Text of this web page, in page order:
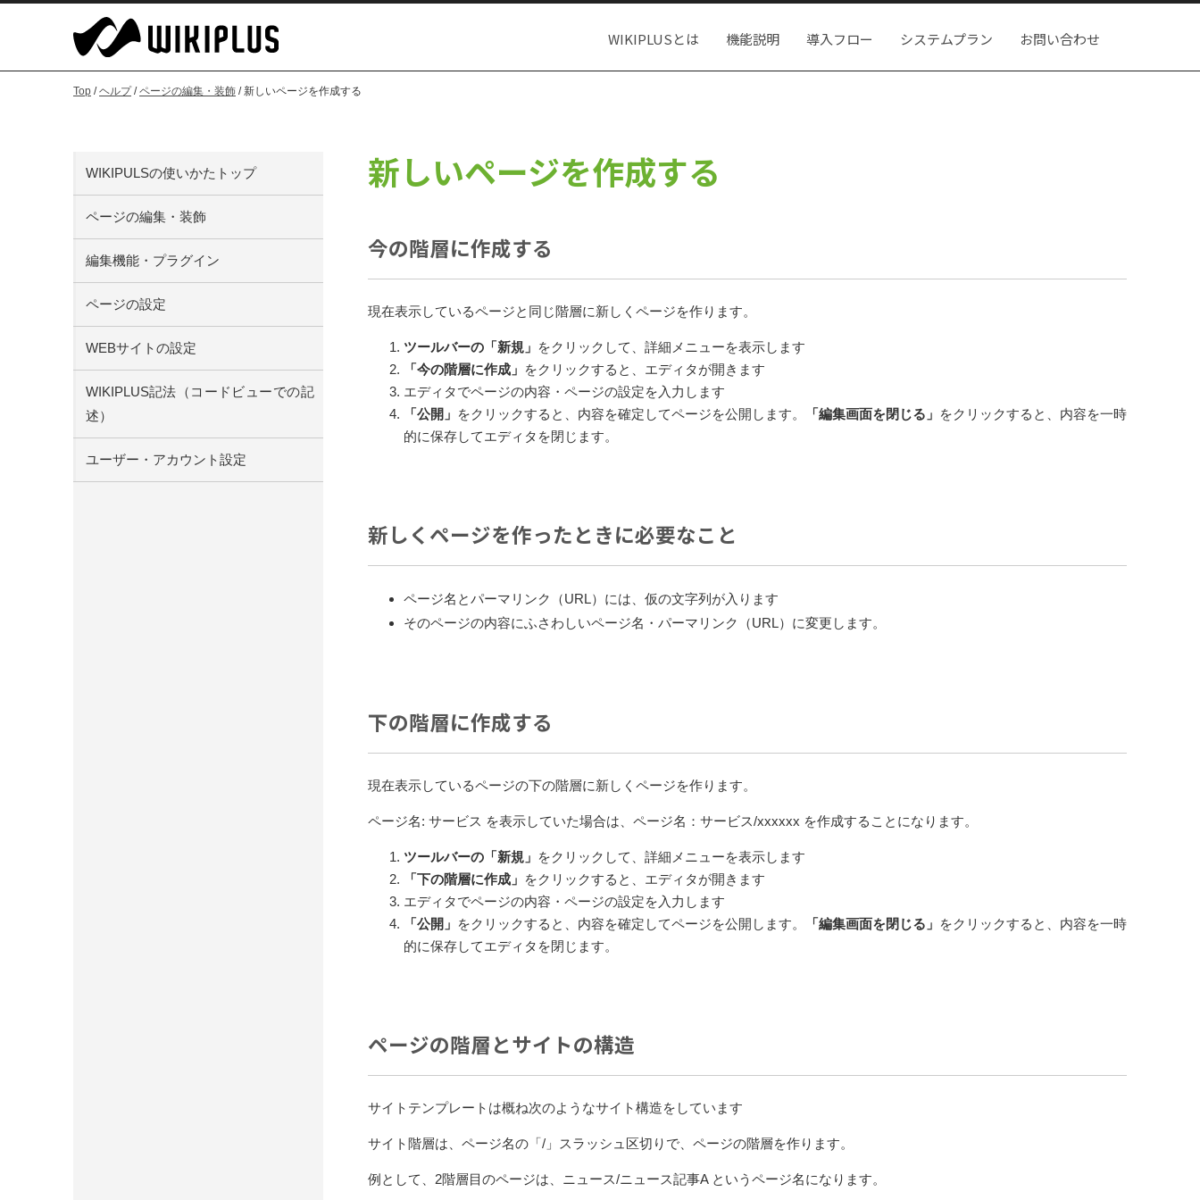
WIKIPLUSとは 機能説明 導入フロー システムプラン お問い合わせ
Top /ヘルプ/ページの編集・装飾 / 新しいページを作成する
新しいページを作成する
今の階層に作成する
現在表示しているページと同じ階層に新しくページを作ります。
ツールバーの「新規」 をクリックして、詳細メニューを表示します
「今の階層に作成」 をクリックすると、エディタが開きます
エディタでページの内容・ページの設定を入力します
「公開」 をクリックすると、内容を確定してページを公開します。 「編集画面を閉じる」 をクリックすると、内容を一時
的に保存してエディタを閉じます。
新しくページを作ったときに必要なこと
ページ名とパーマリンク（URL）には、仮の文字列が入ります
そのページの内容にふさわしいページ名・パーマリンク（URL）に変更します。
下の階層に作成する
現在表示しているページの下の階層に新しくページを作ります。
ページ名: サービス を表示していた場合は、ページ名：サービス/xxxxxx を作成することになります。
ツールバーの「新規」 をクリックして、詳細メニューを表示します
「下の階層に作成」 をクリックすると、エディタが開きます
エディタでページの内容・ページの設定を入力します
「公開」 をクリックすると、内容を確定してページを公開します。 「編集画面を閉じる」 をクリックすると、内容を一時
的に保存してエディタを閉じます。
ページの階層とサイトの構造
サイトテンプレートは概ね次のようなサイト構造をしています
サイト階層は、ページ名の「/」スラッシュ区切りで、ページの階層を作ります。
例として、2階層目のページは、ニュース/ニュース記事A というページ名になります。
WIKIPULSの使いかたトップ
ページの編集・装飾
編集機能・プラグイン
ページの設定
WEBサイトの設定
WIKIPLUS記法（コードビューでの記
述）
ユーザー・アカウント設定